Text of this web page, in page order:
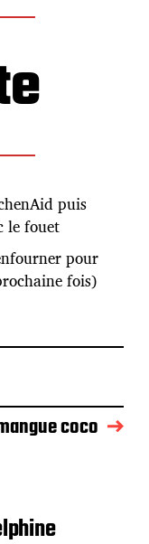
puis
le fouet
pour
fois)
coco